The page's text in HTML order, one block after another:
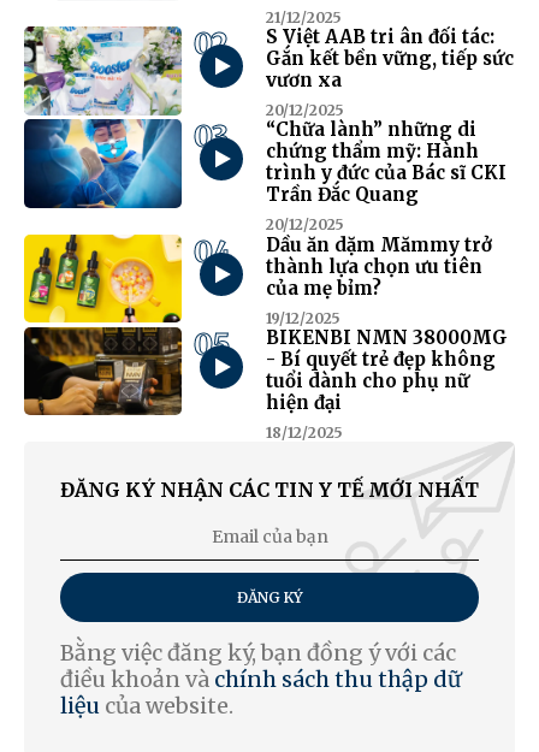
21/12/2025
02
S Việt AAB tri ân đối tác:
Gắn kết bền vững, tiếp sức
vươn xa
20/12/2025
03
“Chữa lành” những di
chứng thẩm mỹ: Hành
trình y đức của Bác sĩ CKI
Trần Đắc Quang
20/12/2025
04
Dầu ăn dặm Mămmy trở
thành lựa chọn ưu tiên
của mẹ bỉm?
19/12/2025
05
BIKENBI NMN 38000MG
- Bí quyết trẻ đẹp không
tuổi dành cho phụ nữ
hiện đại
18/12/2025
ĐĂNG KÝ NHẬN CÁC TIN Y TẾ MỚI NHẤT
ĐĂNG KÝ
Bằng việc đăng ký, bạn đồng ý với các
điều khoản và chính sách thu thập dữ
liệu của website.